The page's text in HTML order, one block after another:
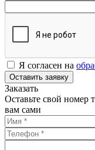
Я согласен на
Оставить заявку
Заказать
Оставьте свой номер
вам сами